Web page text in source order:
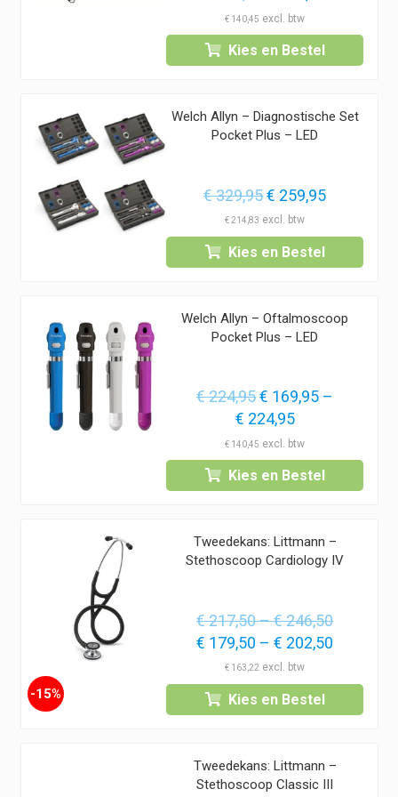
prijs
was:
€ 259,95.
is:
€ 169,95.
€ 140,45
Kies en Bestel
Welch Allyn – Diagnostische Set
Pocket Plus – LED
€329,95Oorspronkelijke
prijs
was:
€ 329,95.
€ 259,95Huidige
is:
€ 259,95.
€214,83
Kies en Bestel
Welch Allyn – Oftalmoscoop
Pocket Plus – LED
€224,95Oorspronkelijke
prijs
was:
€ 224,95.
€ 169,95 –
€ 224,95Prijsklasse:
€ 169,95
tot
€ 224,95
Huidige
prijs
is:
€ 169,95
€ 169,95
€ 140,45
Kies en Bestel
-15%
Tweedekans: Littmann –
Stethoscoop Cardiology IV
€217,50–€246,50
€ 246,50
Oorspronkelijke
prijs
was:
€ 217,50
€ 217,50
€ 179,50 – € 202,50
tot
€ 202,50
is:
€ 179,50
€ 163,22
Kies en Bestel
Tweedekans: Littmann –
Stethoscoop Classic III